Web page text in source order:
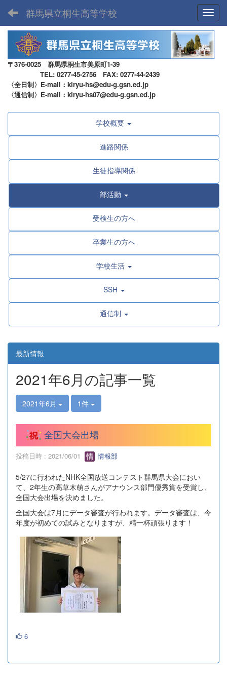
群馬県立桐生高等学校
〒376-0025 群馬県桐生市美原町1-39
TEL: 0277-45-2756 FAX: 0277-44-2439
〈全日制〉E-mail：kiryu-hs@edu-g.gsn.ed.jp
〈通信制〉E-mail：kiryu-hs07@edu-g.gsn.ed.jp
学校概要
進路関係
生徒指導関係
部活動
受検生の方へ
卒業生の方へ
学校生活
SSH
通信制
最新情報
2021年6月の記事一覧
2021年6月 1件
全国大会出場
投稿日時 : 2021/06/01 情報部
5/27に行われたNHK全国放送コンテスト群馬県大会におい
て、2年生の高草木萌さんがアナウンス部門優秀賞を受賞し、
全国大会出場を決めました。
全国大会は7月にデータ審査が行われます。データ審査は、今
年度が初めての試みとなりますが、精一杯頑張ります！
6